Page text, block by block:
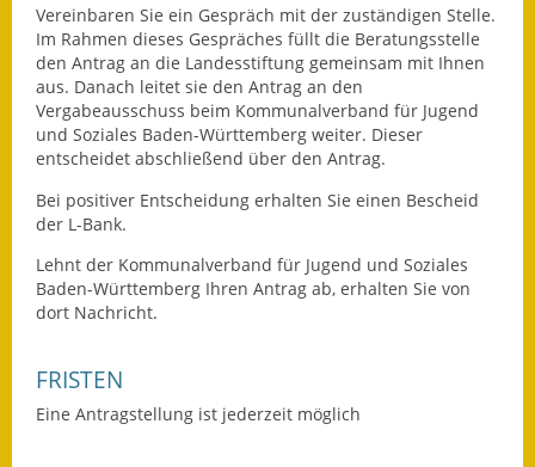
Formulare
Fundbehörde
Gemeinderat
Sitzungsberichte 2015
Sitzungsberichte 2017
Sitzungsberichte 2020
Vereinbaren Sie ein Gespräch mit der zuständigen Stelle.
Im Rahmen dieses Gespräches füllt die Beratungsstelle
den Antrag an die Landesstiftung gemeinsam mit Ihnen
aus. Danach leitet sie den Antrag an den
Vergabeausschuss beim Kommunalverband für Jugend
und Soziales Baden-Württemberg weiter. Dieser
entscheidet abschließend über den Antrag.
Bei positiver Entscheidung erhalten Sie einen Bescheid
der L-Bank.
Lehnt der Kommunalverband für Jugend und Soziales
Baden-Württemberg Ihren Antrag ab, erhalten Sie von
dort Nachricht.
FRISTEN
Eine Antragstellung ist jederzeit möglich